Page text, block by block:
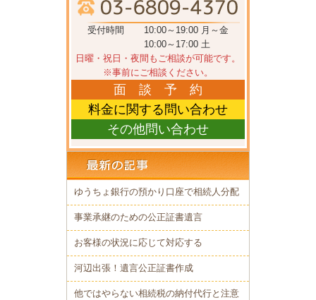
受付時間
10:00～19:00 月～金
10:00～17:00 土
日曜・祝日・夜間もご相談が可能です。
※事前にご相談ください。
面 談 予 約
料金に関する問い合わせ
その他問い合わせ
ゆうちょ銀行の預かり口座で相続人分配
事業承継のための公正証書遺言
お客様の状況に応じて対応する
河辺出張！遺言公正証書作成
他ではやらない相続税の納付代行と注意